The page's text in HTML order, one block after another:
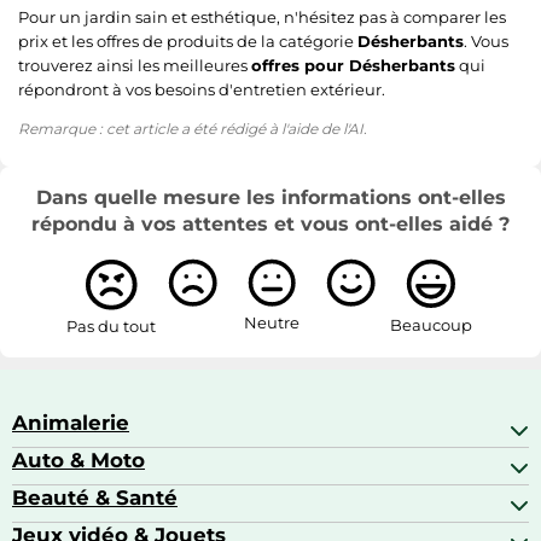
Pour un jardin sain et esthétique, n'hésitez pas à comparer les
prix et les offres de produits de la catégorie Désherbants. Vous
trouverez ainsi les meilleuresoffres pour Désherbantsqui
répondront à vos besoins d'entretien extérieur.
Remarque : cet article a été rédigé à l'aide de l'AI.
Dans quelle mesure les informations ont-elles
répondu à vos attentes et vous ont-elles aidé ?
Pas du tout Neutre Beaucoup
Animalerie
Abris pour animaux sauvages
Aquariophilie
Colliers GPS
Auto & Moto
Accessoires auto
Attelage & portage
Beauté & Santé
Alimentation bébé
Jeux vidéo & Jouets